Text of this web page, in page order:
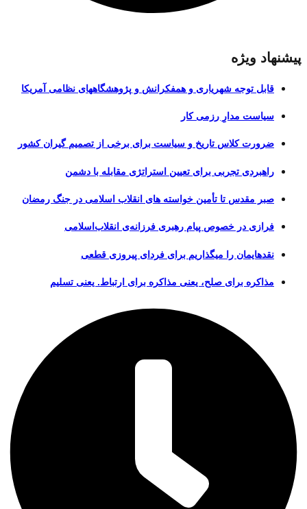
پیشنهاد ویژه
قابل توجه شهریاری و همفکرانش و پژوهشگاههای نظامی آمریکا
سیاست مدارِ رزمی کار
ضرورت کلاس تاریخ و سیاست برای برخی از تصمیم گیران کشور
راهبردی تجربی برای تعیین استراتژی مقابله با دشمن
صبر مقدس تا تأمین خواسته های انقلاب اسلامی در جنگ رمضان
فرازی در خصوص پیام رهبری فرزانه‌ی انقلاب‌اسلامی
نقدهایمان را میگذاریم برای فردای پیروزی قطعی
مذاکره برای صلح، یعنی مذاکره برای ارتباط. یعنی تسلیم